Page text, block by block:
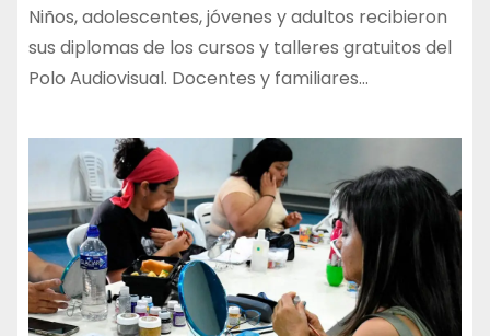
Niños, adolescentes, jóvenes y adultos recibieron
sus diplomas de los cursos y talleres gratuitos del
Polo Audiovisual. Docentes y familiares…